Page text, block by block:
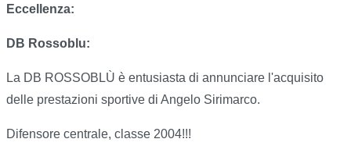
Eccellenza:
DB Rossoblu:
La DB ROSSOBLÙ è entusiasta di annunciare l'acquisito
delle prestazioni sportive di Angelo Sirimarco.
Difensore centrale, classe 2004!!!